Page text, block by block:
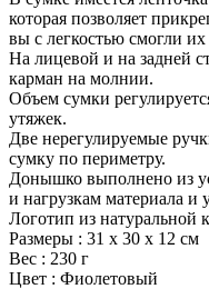
которая позволяет
вы с легкостью смогли их
На лицевой и на задней
карман на молнии.
Объем сумки
утяжек.
Две нерегулируемые
сумку по периметру.
Донышко выполнено из
и нагрузкам материала и
Логотип из натуральной
Размеры : 31 х 30 х 12 см
Вес : 230 г
Цвет : Фиолетовый